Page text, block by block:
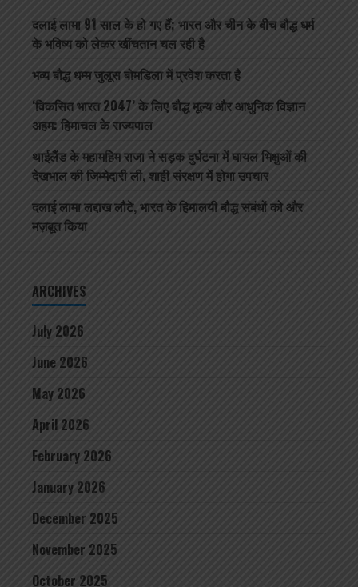
दलाई लामा 91 साल के हो गए हैं; भारत और चीन के बीच बौद्ध धर्म
के भविष्य को लेकर खींचतान चल रही है
भव्य बौद्ध धम्म जुलूस बोमडिला में प्रवेश करता है
‘विकसित भारत 2047’ के लिए बौद्ध मूल्य और आधुनिक विज्ञान
अहम: हिमाचल के राज्यपाल
थाईलैंड के महामहिम राजा ने सड़क दुर्घटना में घायल भिक्षुओं की
देखभाल की जिम्मेदारी ली, शाही संरक्षण में होगा उपचार
दलाई लामा लद्दाख लौटे, भारत के हिमालयी बौद्ध संबंधों को और
मज़बूत किया
ARCHIVES
July 2026
June 2026
May 2026
April 2026
February 2026
January 2026
December 2025
November 2025
October 2025